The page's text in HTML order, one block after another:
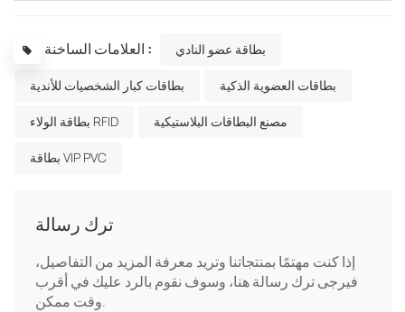
العلامات الساخنة : بطاقة عضو النادي
بطاقات كبار الشخصيات للأندية بطاقات العضوية الذكية
بطاقة الولاء RFID مصنع البطاقات البلاستيكية
بطاقة VIP PVC
ترك رسالة
إذا كنت مهتمًا بمنتجاتنا وتريد معرفة المزيد من التفاصيل،
فيرجى ترك رسالة هنا، وسوف نقوم بالرد عليك في أقرب
وقت ممكن.